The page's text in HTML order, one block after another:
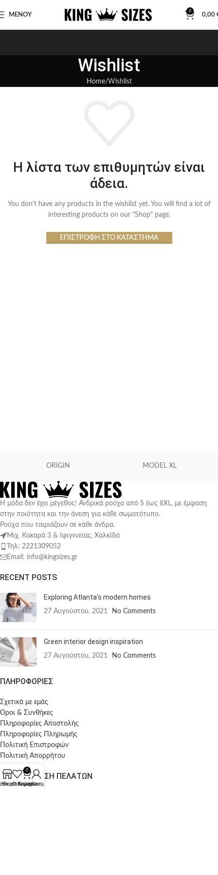
ΜΕΝΟΥ
0
0,00
Wishlist
Home Wishlist
Η λίστα των επιθυμητών είναι
άδεια.
You don't have any products in the wishlist yet. You will find a lot of
interesting products on our "Shop" page.
ΕΠΙΣΤΡΟΦΉ ΣΤΟ ΚΑΤΆΣΤΗΜΑ
ORIGIN MODEL XL
Η μόδα δεν έχει μέγεθος! Ανδρικά ρούχα από S έως 8XL, με έμφαση
στην ποιότητα και την άνεση για κάθε σωματότυπο.
Ρούχα που ταιριάζουν σε κάθε άνδρα.
Μιχ. Κακαρά 3 & Ιφιγενείας, Χαλκίδα
Τηλ: 2221309052
Email: info@kingsizes.gr
RECENT POSTS
Exploring Atlanta’s modern homes
27 Αυγούστου, 2021 No Comments
Green interior design inspiration
27 Αυγούστου, 2021 No Comments
ΠΛΗΡΟΦΟΡΙΕΣ
Σχετικά με εμάς
Όροι & Συνθήκες
Πληροφορίες Αποστολής
Πληροφορίες Πληρωμής
Πολιτική Επιστροφών
Πολιτική Απορρήτου
ΕΞΥΠΗΡΕΤΗΣΗ ΠΕΛΑΤΩΝ
Shopεπιθυμητών
0
Καλάθι
Ο λογαριασμός μου